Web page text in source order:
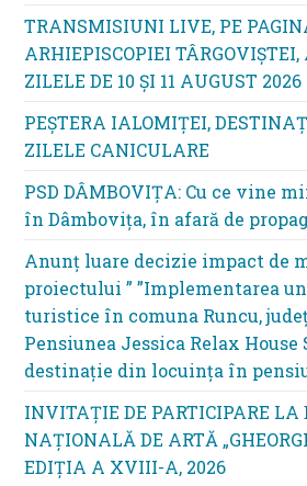
TRANSMISIUNI LIVE, PE
ARHIEPISCOPIEI
ZILELE DE 10 ȘI 11 AUGUST 2026
PEȘTERA IALOMIȚEI,
ZILELE CANICULARE
PSD DÂMBOVIȚA: Cu ce vine
în Dâmbovița, în afară de
Anunț luare decizie impact de
proiectului ” ”Implementarea
turistice în comuna Runcu,
Pensiunea Jessica Relax House
destinație din locuința în
INVITAȚIE DE PARTICIPARE
NAȚIONALĂ DE ARTĂ
EDIŢIA A XVIII-A, 2026